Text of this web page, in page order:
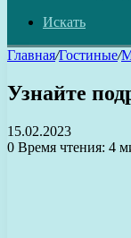
Искать
Главная/Гостиные/
Узнайте
15.02.2023
0 Время чтения: 4